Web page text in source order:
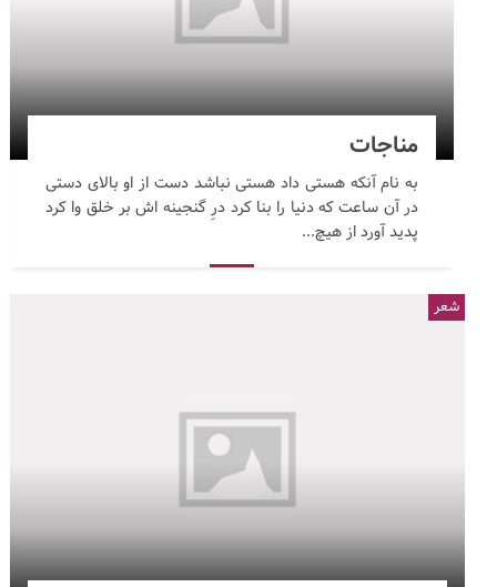
مناجات
به نام آنکه هستی داد هستی نباشد دست از او بالای دستی
در آن ساعت که دنیا را بنا کرد درِ گنجینه اش بر خلق وا کرد
پدید آورد از هیچ...
شعر